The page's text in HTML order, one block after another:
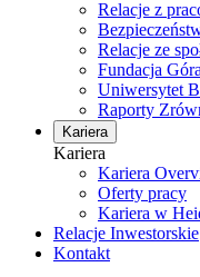
Relacje z
Relacje ze
Fundacja
Uniwersytet
Raporty
Kariera
Kariera
Kariera
Oferty pracy
Kariera w
Relacje Inwestorskie
Kontakt